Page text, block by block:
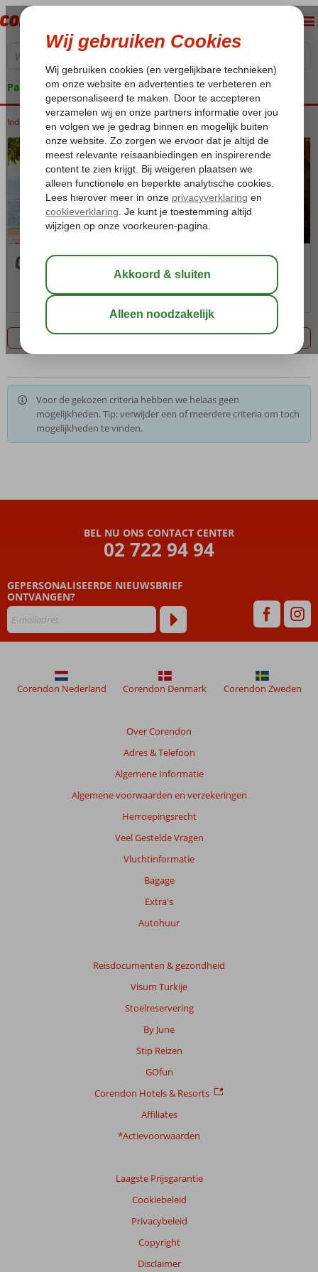
Pakketgarantie
Home
Indonesië Gili Trawangan
Gili Trawangan
Foto's & video
Filter 0 aanbiedingen
Voor de gekozen criteria hebben we helaas geen
mogelijkheden. Tip: verwijder een of meerdere criteria om toch
mogelijkheden te vinden.
BEL NU ONS CONTACT CENTER
02 722 94 94
GEPERSONALISEERDE NIEUWSBRIEF
ONTVANGEN?
Over Corendon
Adres & Telefoon
Algemene Informatie
Algemene voorwaarden en verzekeringen
Herroepingsrecht
Veel Gestelde Vragen
Vluchtinformatie
Bagage
Extra's
Autohuur
Reisdocumenten & gezondheid
Visum Turkije
Stoelreservering
By June
Stip Reizen
GOfun
Corendon Hotels & Resorts
Affiliates
*Actievoorwaarden
Laagste Prijsgarantie
Cookiebeleid
Privacybeleid
Copyright
Disclaimer
Corendon Nederland Corendon Denmark Corendon Zweden